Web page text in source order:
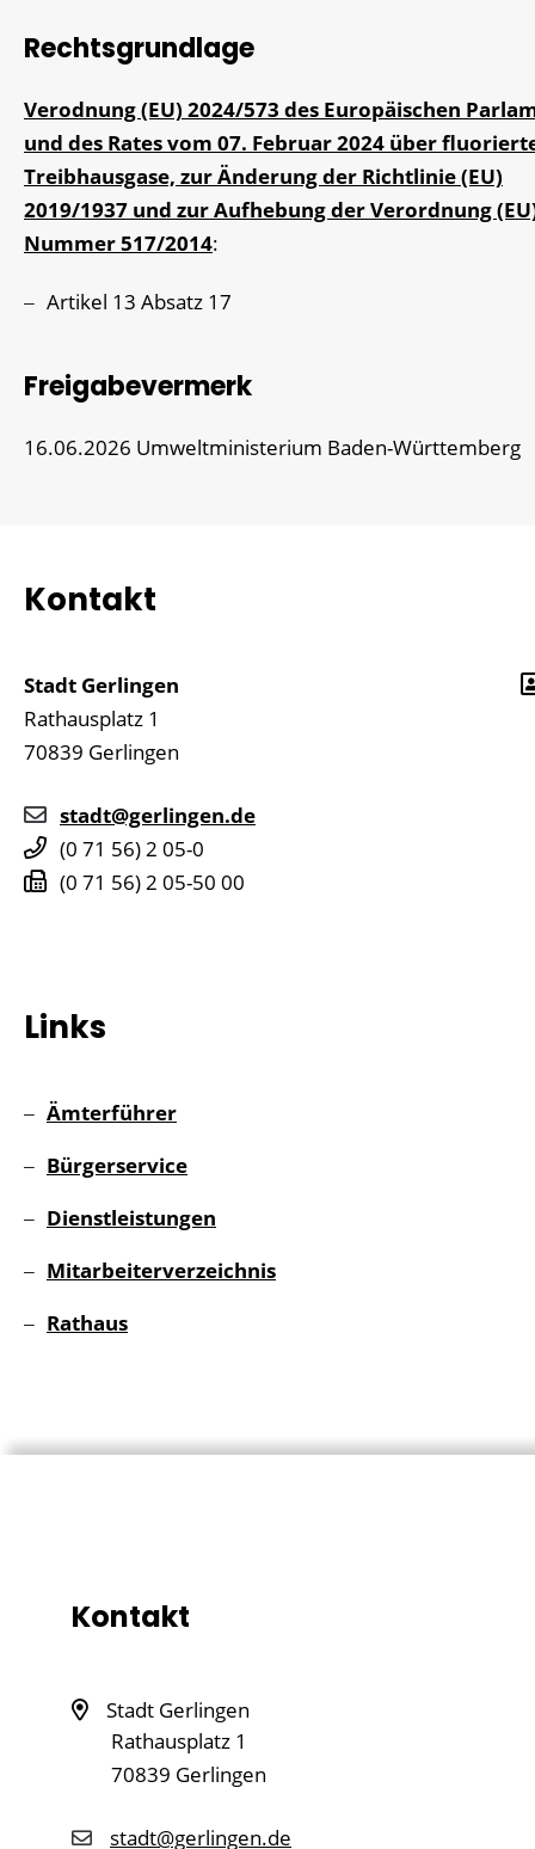
Rechtsgrundlage
Verodnung (EU) 2024/573 des Europäischen
und des Rates vom 07. Februar 2024 über
Treibhausgase, zur Änderung der Richtlinie (EU)
2019/1937 und zur Aufhebung der Verordnung
Nummer 517/2014:
Artikel 13 Absatz 17
Freigabevermerk
16.06.2026 Umweltministerium Baden-Württemberg
Kontakt
Stadt Gerlingen
Rathausplatz 1
70839 Gerlingen
stadt@gerlingen.de
(0 71 56) 2 05-0
(0 71 56) 2 05-50 00
Links
Ämterführer
Bürgerservice
Dienstleistungen
Mitarbeiterverzeichnis
Rathaus
Kontakt
Stadt Gerlingen
Rathausplatz 1
70839 Gerlingen
stadt@gerlingen.de